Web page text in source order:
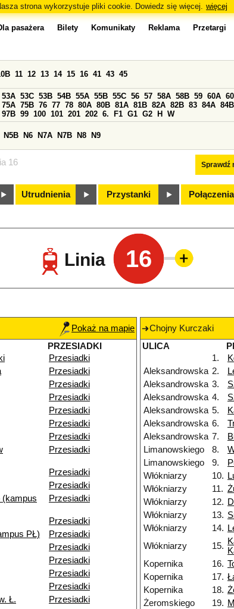
strona wykorzystuje pliki cookie. Dowiedz się więcej. więcej
16
pasażera Bilety Komunikaty Reklama Przetargi
Sprawdź
11 12 13 14 15 16 41 43 45
53A 53C 53B 54B 55A 55B 55C 56 57 58A 58B 59 60A
75A 75B 76 77 78 80A 80B 81A 81B 82A 82B 83 84A 84B
97B 99 100 101 201 202 6. F1 G1 G2 H W
N5B N6 N7A N7B N8 N9
Utrudnienia Przystanki Połączenia
Linia 16
Pokaż na mapie
PRZESIADKI
Przesiadki
Przesiadki
Przesiadki
Przesiadki
Przesiadki
Przesiadki
Przesiadki
Przesiadki
Przesiadki
Przesiadki
(kampus
Przesiadki
Przesiadki
PŁ)
Przesiadki
Przesiadki
Przesiadki
Przesiadki
Przesiadki
Ł.
Przesiadki
Chojny Kurczaki
ULICA
1.
Aleksandrowska 2.
Aleksandrowska 3.
Aleksandrowska 4.
Aleksandrowska 5.
Aleksandrowska 6.
Aleksandrowska 7.
Limanowskiego
8.
Limanowskiego
9.
Włókniarzy
10.
Włókniarzy
11.
Włókniarzy
12.
Włókniarzy
13.
Włókniarzy
14.
Włókniarzy
15.
Kopernika 16.
Kopernika
17.
Kopernika
18.
Żeromskiego
19.